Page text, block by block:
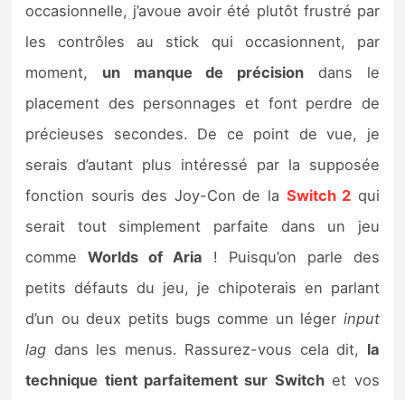
occasionnelle, j’avoue avoir été plutôt frustré par
les contrôles au stick qui occasionnent, par
moment, un manque de précision dans le
placement des personnages et font perdre de
précieuses secondes. De ce point de vue, je
serais d’autant plus intéressé par la supposée
fonction souris des Joy-Con de la Switch 2 qui
serait tout simplement parfaite dans un jeu
commeWorlds of Aria ! Puisqu’on parle des
petits défauts du jeu, je chipoterais en parlant
d’un ou deux petits bugs comme un léger input
lag dans les menus. Rassurez-vous cela dit, la
technique tient parfaitement sur Switchet vos